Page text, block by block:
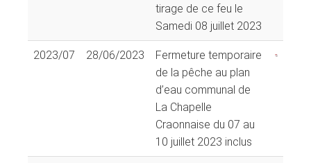
tirage de ce feu le
Samedi 08 juillet 2023
2023/07 28/06/2023
Fermeture temporaire
de la pêche au plan
d’eau communal de
La Chapelle
Craonnaise du 07 au
10 juillet 2023 inclus